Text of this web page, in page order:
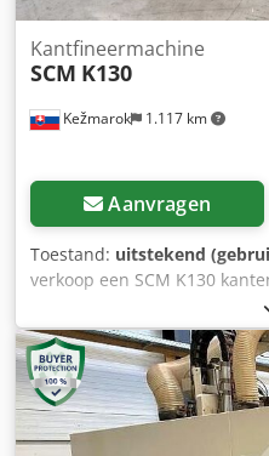
Kežmarok 1.117 km
Kantfineermachine
SCM K130
Aanvragen
Toestand: uitstekend
verkoop een SCM K130
2009. Configuratie:
pneumatisch instelbaar 0-
pneumatisch instelbaar
eenheden Zeer goede
Ir Tpjfx Aprsr Inclusief CE